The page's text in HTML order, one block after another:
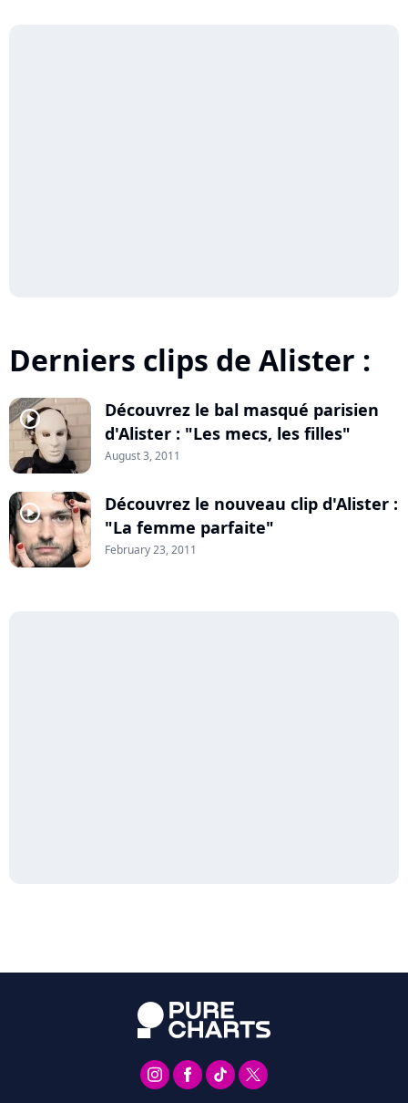
Derniers clips de Alister :
player2
Découvrez le bal masqué parisien
d'Alister : "Les mecs, les filles"
August 3, 2011
player2
Découvrez le nouveau clip d'Alister :
"La femme parfaite"
February 23, 2011